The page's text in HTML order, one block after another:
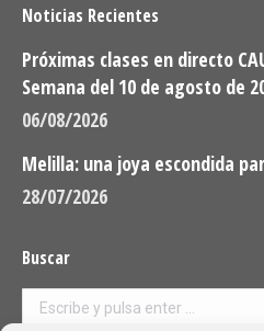
Noticias Recientes
Próximas clases en directo
Semana del 10 de agosto de
06/08/2026
Melilla: una joya escondida
28/07/2026
Buscar
Buscar: